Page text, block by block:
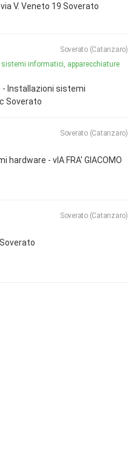
V. Veneto 19 Soverato
Soverato (Catanzaro)
informatici, apparecchiature
- Installazioni sistemi
Soverato
Soverato (Catanzaro)
- vIA FRA' GIACOMO
Soverato (Catanzaro)